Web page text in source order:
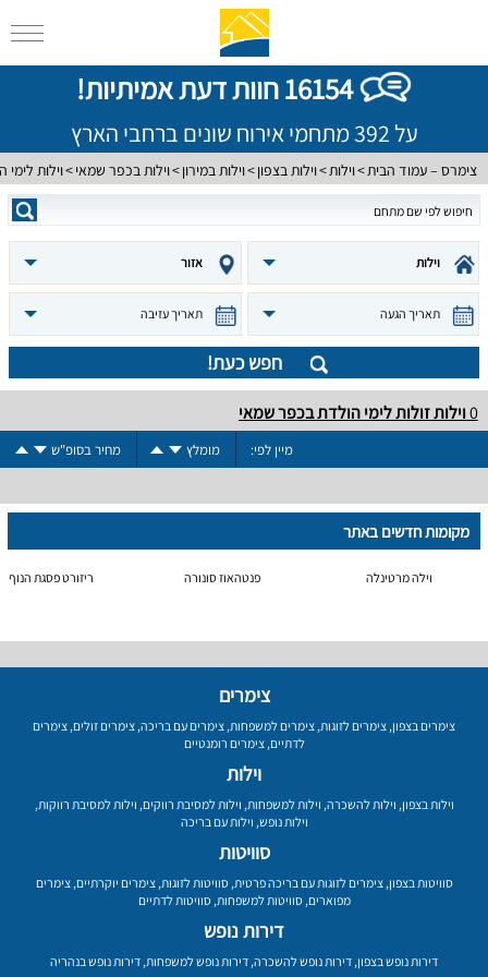
16154 חוות דעת אמיתיות!
על 392 מתחמי אירוח שונים ברחבי הארץ
צימרס – עמוד הבית וילות וילות בצפון וילות במירון וילות בכפר שמאי וילות לימי
וילות אזור
תאריך הגעה תאריך עזיבה
חפש כעת!
0וילות זולות לימי הולדת בכפר שמאי
מיין לפי: מומלץ מחיר בסופ"ש
מקומות חדשים באתר
וילה מרטינלה פנטהאוז סונורה ריזורט פסגת הנוף
צימרים
צימרים בצפון, צימרים לזוגות, צימרים למשפחות, צימרים עם בריכה, צימרים זולים, צימרים
לדתיים,צימרים רומנטיים
וילות
וילות בצפון, וילות להשכרה, וילות למשפחות, וילות למסיבת רווקים, וילות למסיבת רווקות,
וילות נופש, וילות עם בריכה
סוויטות
סוויטות בצפון,צימרים לזוגות עם בריכה פרטית,סוויטות לזוגות,צימרים יוקרתיים,צימרים
מפוארים,סוויטות למשפחות,סוויטות לדתיים
דירות נופש
דירות נופש בצפון, דירות נופש להשכרה, דירות נופש למשפחות, דירות נופש בנהריה